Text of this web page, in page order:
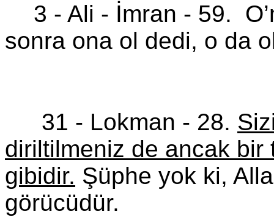
3 - Ali - İmran - 59.
sonra ona ol dedi, o da
31 - Lokman - 28.
diriltilmeniz de ancak bir
gibidir. Şüphe yok ki,
görücüdür.